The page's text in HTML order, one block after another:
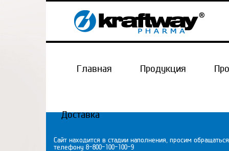
Главная Продукция
Доставка
Сайт находится в стадии наполнения, просим
телефону 8-800-100-100-9